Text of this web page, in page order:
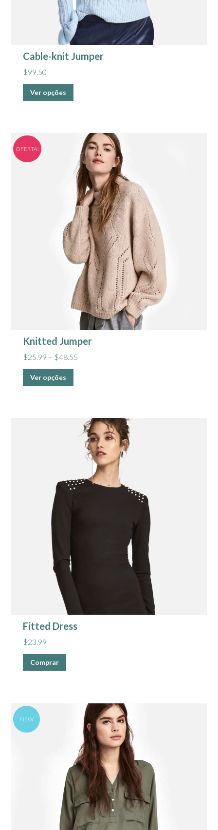
Cable-knit Jumper
$99.50
Ver opções
OFERTA!
Knitted Jumper
$25.99 – $48.55
Ver opções
Fitted Dress
$23.99
Comprar
NEW